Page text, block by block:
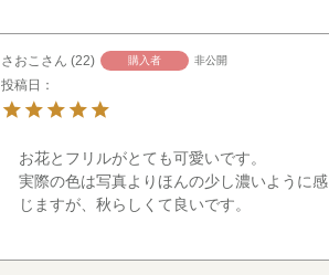
¥2,970（税込）
さおこ 22 購入者 非公開
投稿日
お花とフリルがとても可愛いです。
実際の色は写真よりほんの少し濃いように感
じますが、秋らしくて良いです。